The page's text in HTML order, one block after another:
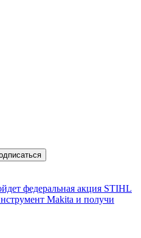
федеральная акция STIHL
Makita и получи